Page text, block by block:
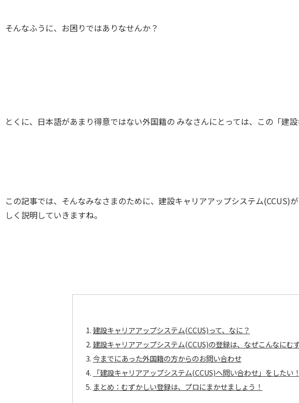
そんなふうに、お困りではありなせんか？
とくに、日本語があまり得意ではない外国籍の みなさんにとっては、この「建
この記事では、そんなみなさまのために、建設キャリアアップシステム
しく説明していきますね。
建設キャリアアップシステム(CCUS)って、なに？
建設キャリアアップシステム(CCUS)の登録は、なぜこんなにむ
今までにあった外国籍の方からのお問い合わせ
「建設キャリアアップシステム(CCUS)へ問い合わせ」をした
まとめ：むずかしい登録は、プロにまかせましょう！